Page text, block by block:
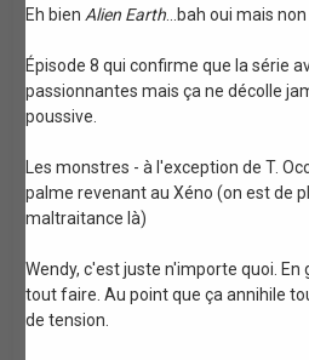
Eh bienAlien Earth...bah oui mais non
Épisode 8 qui confirme que la série
passionnantes mais ça ne décolle
poussive.
Les monstres - à l'exception de T.
palme revenant au Xéno (on est de
maltraitance là)
Wendy, c'est juste n'importe quoi.
tout faire. Au point que ça annihile
de tension.